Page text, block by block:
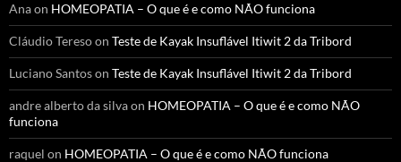
Anaon HOMEOPATIA – O que é e como NÃO funciona
Cláudio Teresoon Teste de Kayak Insuflável Itiwit 2 da Tribord
Luciano Santoson Teste de Kayak Insuflável Itiwit 2 da Tribord
andre alberto da silvaon HOMEOPATIA – O que é e como NÃO
funciona
raquel on HOMEOPATIA – O que é e como NÃO funciona